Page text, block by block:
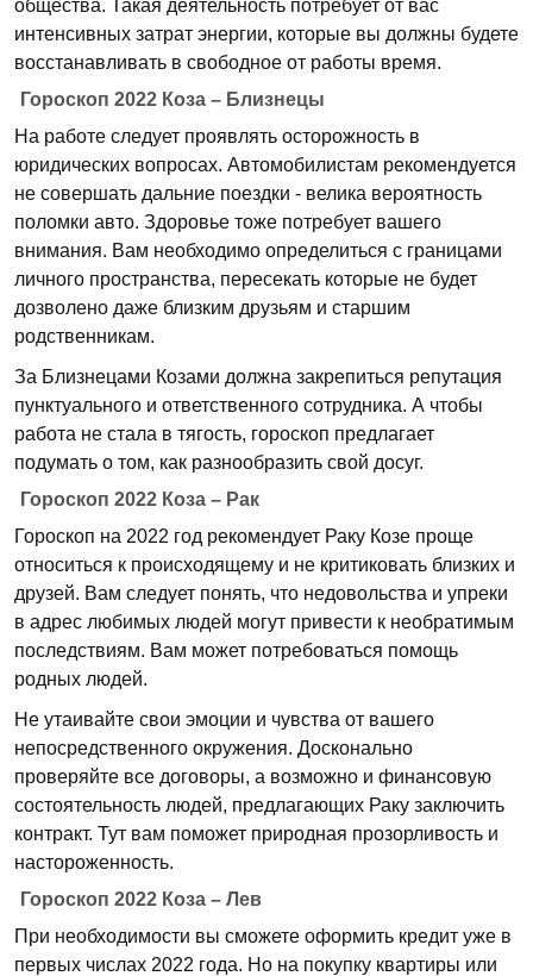
общества. Такая деятельность потребует от вас
интенсивных затрат энергии, которые вы должны будете
восстанавливать в свободное от работы время.
Гороскоп 2022 Коза – Близнецы
На работе следует проявлять осторожность в
юридических вопросах. Автомобилистам рекомендуется
не совершать дальние поездки - велика вероятность
поломки авто. Здоровье тоже потребует вашего
внимания. Вам необходимо определиться с границами
личного пространства, пересекать которые не будет
дозволено даже близким друзьям и старшим
родственникам.
За Близнецами Козами должна закрепиться репутация
пунктуального и ответственного сотрудника. А чтобы
работа не стала в тягость, гороскоп предлагает
подумать о том, как разнообразить свой досуг.
Гороскоп 2022 Коза – Рак
Гороскоп на 2022 год рекомендует Раку Козе проще
относиться к происходящему и не критиковать близких и
друзей. Вам следует понять, что недовольства и упреки
в адрес любимых людей могут привести к необратимым
последствиям. Вам может потребоваться помощь
родных людей.
Не утаивайте свои эмоции и чувства от вашего
непосредственного окружения. Досконально
проверяйте все договоры, а возможно и финансовую
состоятельность людей, предлагающих Раку заключить
контракт. Тут вам поможет природная прозорливость и
настороженность.
Гороскоп 2022 Коза – Лев
При необходимости вы сможете оформить кредит уже в
первых числах 2022 года. Но на покупку квартиры или